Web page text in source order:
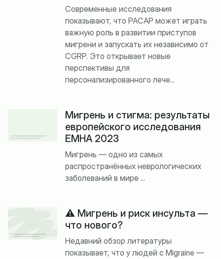
Современные исследования
показывают, что PACAP может играть
важную роль в развитии приступов
мигрени и запускать их независимо от
CGRP. Это открывает новые
перспективы для
персонализированного лече...
Мигрень и стигма: результаты
европейского исследования
EMHA 2023
Мигрень — одно из самых
распространённых неврологических
заболеваний в мире ...
⚠️ Мигрень и риск инсульта —
что нового?
Недавний обзор литературы
показывает, что у людей с Migraine —